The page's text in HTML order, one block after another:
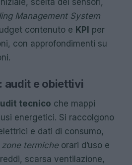
scelta dei sensori,
Management System
contenuto e KPI per
con approfondimenti su
audit e obiettivi
tecnico che mappi
energetici. Si raccolgono
e dati di consumo,
zone termicheorari d’uso e
scarsa ventilazione,